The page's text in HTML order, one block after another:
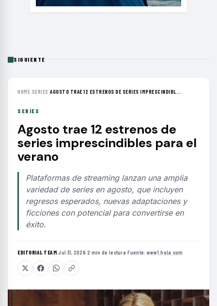
SIGUIENTE
HOME› SERIES ›AGOSTO TRAE 12 ESTRENOS DE SERIES IMPRESCINDIBL...
SERIES
Agosto trae 12 estrenos de
series imprescindibles para el
verano
Plataformas de streaming lanzan una amplia
variedad de series en agosto, que incluyen
regresos esperados, nuevas adaptaciones y
ficciones con potencial para convertirse en
éxito.
EDITORIAL TEAM·Jul 31, 2026·2 min de lectura·Fuente: www1.hola.com